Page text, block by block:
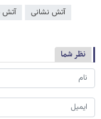
آتش‌ نشانی آتش
نظر شما